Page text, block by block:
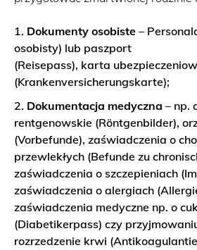
Dokumenty osobiste –
osobisty) lub paszport
(Reisepass), karta
(Krankenversicherungskarte);
Dokumentacja medyczna – np.
rentgenowskie (Röntgenbilder),
(Vorbefunde), zaświadczenia o
przewlekłych (Befunde zu
zaświadczenia o szczepieniach
zaświadczenia o alergiach
zaświadczenia medyczne np. o
(Diabetikerpass) czy
rozrzedzenie krwi